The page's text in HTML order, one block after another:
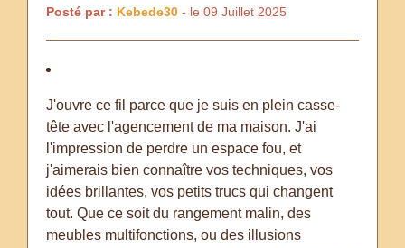
Posté par : Kebede30 - le 09 Juillet 2025
J'ouvre ce fil parce que je suis en plein casse-
tête avec l'agencement de ma maison. J'ai
l'impression de perdre un espace fou, et
j'aimerais bien connaître vos techniques, vos
idées brillantes, vos petits trucs qui changent
tout. Que ce soit du rangement malin, des
meubles multifonctions, ou des illusions